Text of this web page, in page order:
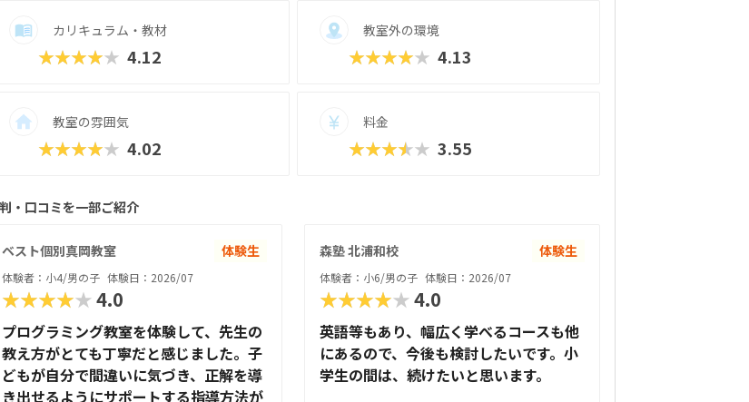
カリキュラム・教材
★★★★★ 4.12
教室外の環境
★★★★★ 4.13
教室の雰囲気
★★★★★ 4.02
料金
★★★★★ 3.55
・口コミを一部ご紹介
ベスト個別真岡教室 体験生
体験者：小4/男の子 体験日：2026/07
★★★★★4.0
プログラミング教室を体験して、先生の
教え方がとても丁寧だと感じました。子
どもが自分で間違いに気づき、正解を導
き出せるようにサポートする指導方法が
森塾 北浦和校 体験生
体験者：小6/男の子 体験日：2026/07
★★★★★4.0
英語等もあり、幅広く学べるコースも他
にあるので、今後も検討したいです。小
学生の間は、続けたいと思います。